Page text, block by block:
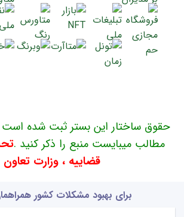
حقوق ساختار این بستر ثبت شده
مطالب میبایست منبع را ذکر کنید .
قضاییه ، وزارت تعاون
برای بهبود مشکلات کشور